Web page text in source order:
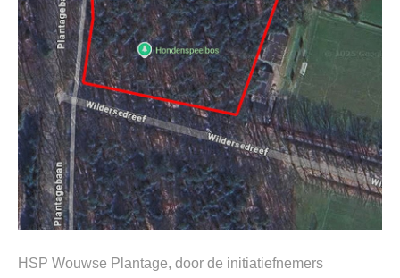
HSP Wouwse Plantage, door de initiatiefnemers